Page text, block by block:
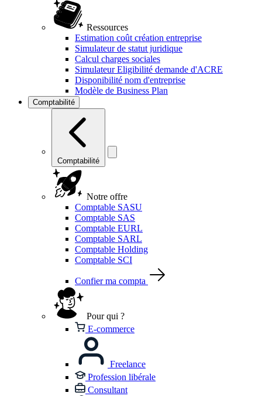
Ressources
Estimation coût création entreprise
Simulateur de statut juridique
Calcul charges sociales
Simulateur Eligibilité demande d'ACRE
Disponibilité nom d'entreprise
Modèle de Business Plan
Comptabilité
Comptabilité
Notre offre
Comptable SASU
Comptable SAS
Comptable EURL
Comptable SARL
Comptable Holding
Comptable SCI
Confier ma compta
Pour qui ?
E-commerce
Freelance
Profession libérale
Consultant